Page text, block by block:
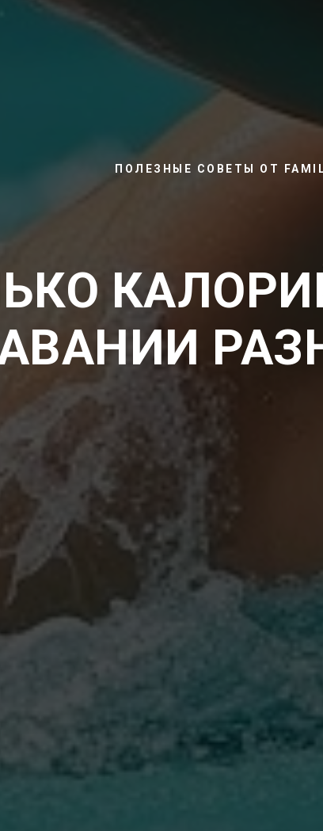
ПОЛЕЗНЫЕ СОВЕТЫ ОТ